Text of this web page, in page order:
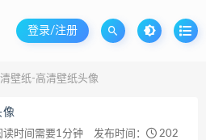
登录/注册
壁纸-高清壁纸头像
像
时间需要1分钟 发布时间：
202